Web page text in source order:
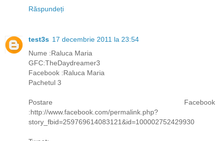
Răspundeți
test3s 17 decembrie 2011 la 23:54
Nume :Raluca Maria
GFC:TheDaydreamer3
Facebook :Raluca Maria
Pachetul 3
Postare Facebook
:http://www.facebook.com/permalink.php?
story_fbid=259769614083121&id=100002752429930